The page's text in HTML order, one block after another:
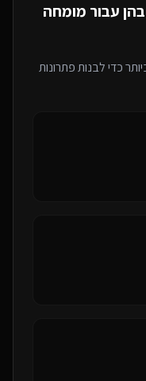
עבור מומחה
כדי לבנות פתרונות